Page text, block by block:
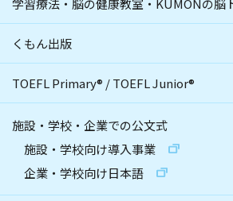
学習療法・脳の健康教室・KUMONの脳
くもん出版
TOEFL Primary® /TOEFL Junior®
施設・学校・企業での公文式
施設・学校向け導入事業
企業・学校向け日本語